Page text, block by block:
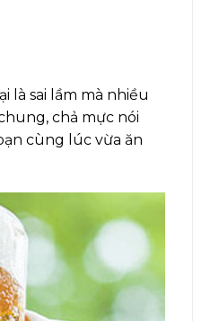
là sai lầm mà nhiều
chả mực nói
cùng lúc vừa ăn